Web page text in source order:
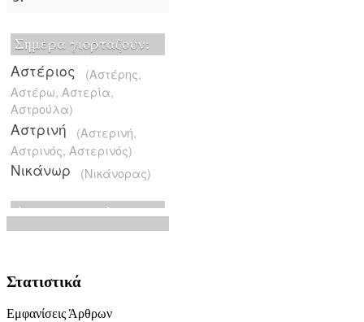
Στατιστικά
Εμφανίσεις Άρθρων